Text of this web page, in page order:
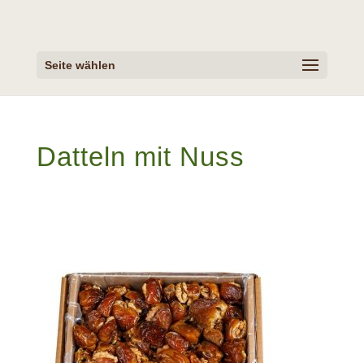
Seite wählen
Datteln mit Nuss